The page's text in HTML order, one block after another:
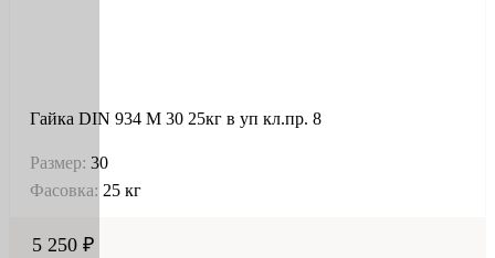
Гайка DIN 934 М 30 25кг в уп кл.пр. 8
Размер: 30
Фасовка: 25 кг
5 250 ₽